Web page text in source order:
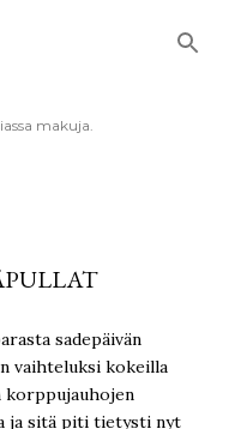
makuja.
sadepäivän
vaihteluksi kokeilla
korppujauhojen
ja sitä piti tietysti nyt